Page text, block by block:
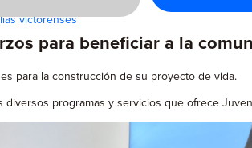
victorenses
para beneficiar a la
para la construcción de su proyecto de vida.
programas y servicios que ofrece